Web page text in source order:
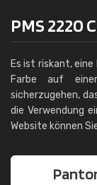
PMS 2220
Es ist riskant,
Farbe auf
sicherzugehen,
die Verwendung
Website können